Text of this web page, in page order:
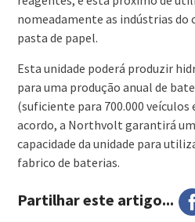
nomeadamente as indústrias do
pasta de papel.
Esta unidade poderá produzir
para uma produção anual de
(suficiente para 700.000
acordo, a Northvolt garantirá
capacidade da unidade para
fabrico de baterias.
Partilhar este artigo...